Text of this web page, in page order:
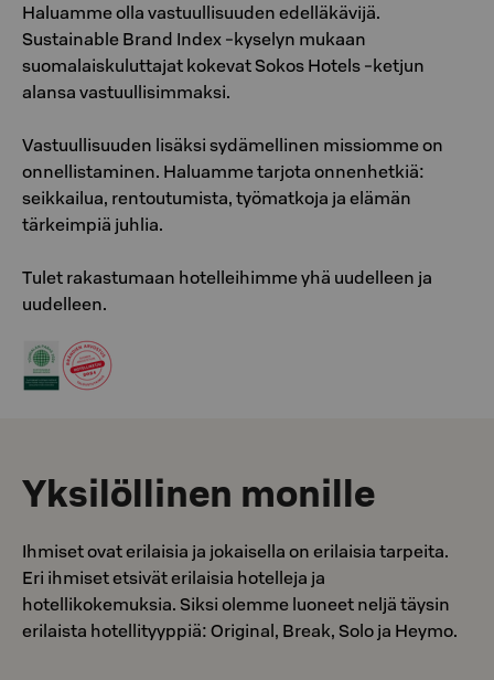
Haluamme olla vastuullisuuden edelläkävijä.
Sustainable Brand Index -kyselyn mukaan
suomalaiskuluttajat kokevat Sokos Hotels -ketjun
alansa vastuullisimmaksi.
Vastuullisuuden lisäksi sydämellinen missiomme on
onnellistaminen. Haluamme tarjota onnenhetkiä:
seikkailua, rentoutumista, työmatkoja ja elämän
tärkeimpiä juhlia.
Tulet rakastumaan hotelleihimme yhä uudelleen ja
uudelleen.
Yksilöllinen monille
Ihmiset ovat erilaisia ja jokaisella on erilaisia tarpeita.
Eri ihmiset etsivät erilaisia hotelleja ja
hotellikokemuksia. Siksi olemme luoneet neljä täysin
erilaista hotellityyppiä: Original, Break, Solo ja Heymo.